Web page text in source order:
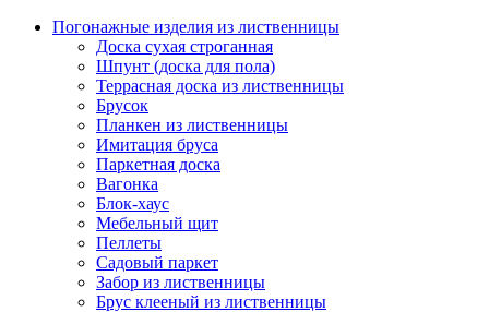
Погонажные изделия из лиственницы
Доска сухая строганная
Шпунт (доска для пола)
Террасная доска из лиственницы
Брусок
Планкен из лиственницы
Имитация бруса
Паркетная доска
Вагонка
Блок-хаус
Мебельный щит
Пеллеты
Садовый паркет
Забор из лиственницы
Брус клееный из лиственницы